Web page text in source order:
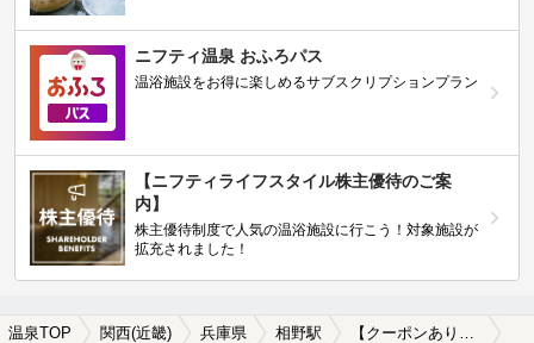
ニフティ温泉 おふろパス
温浴施設をお得に楽しめるサブスクリプションプラン
【ニフティライフスタイル株主優待のご案
内】
株主優待制度で人気の温浴施設に行こう！対象施設が
拡充されました！
温泉TOP 関西(近畿) 兵庫県 相野駅